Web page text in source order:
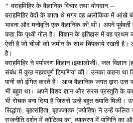
* वराहमिहिर के वैज्ञानिक विचार तथा योगदान –
बराहमिहिर वेदों के ज्ञाता थे मगर वह अलौकिक में
भावना और मनोवृत्ति एक वैज्ञानिक की थी। अपने
कहा कि पृथ्वी गोल है। विज्ञान के इतिहास में वह प्रथम
ऐसी है जो चीजों को जमीन के साथ चिपकाये रखती है।
है।
वराहमिहिर ने पर्यावरण विज्ञान (इकालोजी), जल
संबंध में कुछ महत्वपूर्ण टिप्पणियां की। उनका कहना
पानी को इंगित करते हैं। आज वैज्ञानिक जगत द्वारा उस
भी बहुत था। अपने विशद ज्ञान और सरस प्रस्तुति के
भी रोचक बना दिया है जिससे उन्हें बहुत ख्याति मिली।
सिद्धांत), बृहत्संहिता, बृहज्जात्क (ज्योतिष) ने उन्हें फलित
राजनीति दर्शन में कौटिल्य का, व्याकरण में पाणिनि का